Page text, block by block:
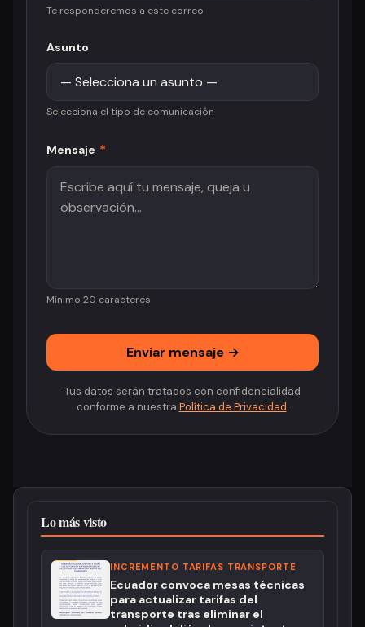
Te responderemos a este correo
Asunto
Selecciona el tipo de comunicación
Mensaje *
Mínimo 20 caracteres
Enviar mensaje →
Tus datos serán tratados con confidencialidad
conforme a nuestra Política de Privacidad.
Lo más visto
INCREMENTO TARIFAS TRANSPORTE
Ecuador convoca mesas técnicas
para actualizar tarifas del
transporte tras eliminar el